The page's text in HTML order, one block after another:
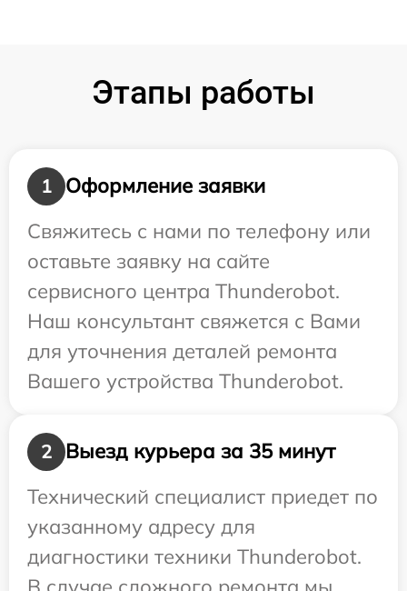
Этапы работы
1
Оформление заявки
Свяжитесь с нами по телефону или
оставьте заявку на сайте
сервисного центра Thunderobot.
Наш консультант свяжется с Вами
для уточнения деталей ремонта
Вашего устройства Thunderobot.
2
Выезд курьера за 35 минут
Технический специалист приедет по
указанному адресу для
диагностики техники Thunderobot.